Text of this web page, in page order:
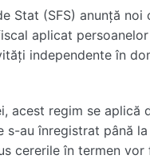
Stat (SFS) anunță noi
aplicat
independente în
acest regim se aplică
s-au înregistrat până la
cererile în termen vor